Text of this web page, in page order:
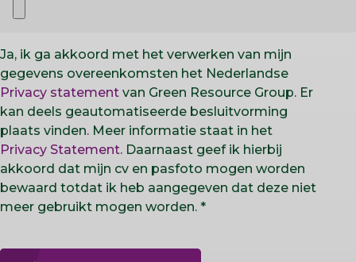
Ja, ik ga akkoord met het verwerken van mijn
gegevens overeenkomsten het Nederlandse
Privacy statement van Green Resource Group. Er
kan deels geautomatiseerde besluitvorming
plaats vinden. Meer informatie staat in het
Privacy Statement. Daarnaast geef ik hierbij
akkoord dat mijn cv en pasfoto mogen worden
bewaard totdat ik heb aangegeven dat deze niet
meer gebruikt mogen worden.